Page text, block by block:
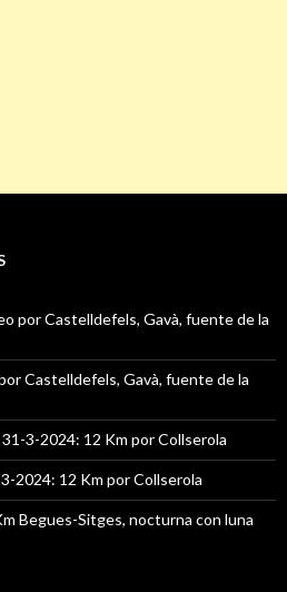
por Castelldefels, Gavà, fuente de la
Castelldefels, Gavà, fuente de la
3-2024: 12 Km por Collserola
2024: 12 Km por Collserola
Begues-Sitges, nocturna con luna